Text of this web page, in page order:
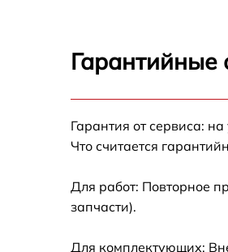
Гарантийные
Гарантия от сервиса:
Что считается
Для работ: Повторное
запчасти).
Для комплектующих: